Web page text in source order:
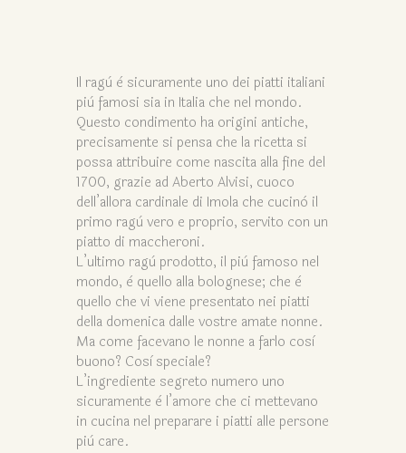
Il ragù è sicuramente uno dei piatti italiani
più famosi sia in Italia che nel mondo.
Questo condimento ha origini antiche,
precisamente si pensa che la ricetta si
possa attribuire come nascita alla fine del
1700, grazie ad Aberto Alvisi, cuoco
dell’allora cardinale di Imola che cucinò il
primo ragù vero e proprio, servito con un
piatto di maccheroni.
L’ultimo ragù prodotto, il più famoso nel
mondo, è quello alla bolognese; che è
quello che vi viene presentato nei piatti
della domenica dalle vostre amate nonne.
Ma come facevano le nonne a farlo così
buono? Così speciale?
L’ingrediente segreto numero uno
sicuramente è l’amore che ci mettevano
in cucina nel preparare i piatti alle persone
più care.